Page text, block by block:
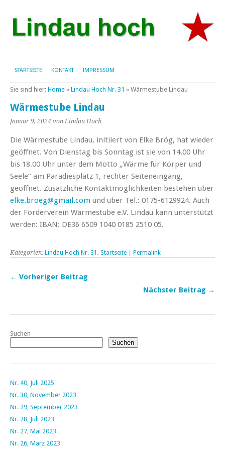
STARTSEITE KONTAKT IMPRESSUM
Sie sind hier: Home » Lindau Hoch Nr. 31 » Wärmestube Lindau
Wärmestube Lindau
Januar 9, 2024 von Lindau Hoch
Die Wärmestube Lindau, initiiert von Elke Brög, hat wieder
geöffnet. Von Dienstag bis Sonntag ist sie von 14.00 Uhr
bis 18.00 Uhr unter dem Motto „Wärme für Körper und
Seele“ am Paradiesplatz 1, rechter Seiteneingang,
geöffnet. Zusätzliche Kontaktmöglichkeiten bestehen über
elke.broeg@gmail.com und über Tel.: 0175-6129924. Auch
der Förderverein Wärmestube e.V. Lindau kann unterstützt
werden: IBAN: DE36 6509 1040 0185 2510 05.
Kategorien: Lindau Hoch Nr. 31 , Startseite Permalink
← Vorheriger Beitrag
Nächster Beitrag →
Suchen
Suchen
Nr. 40, Juli 2025
Nr. 30, November 2023
Nr. 29, September 2023
Nr. 28, Juli 2023
Nr. 27, Mai 2023
Nr. 26, März 2023